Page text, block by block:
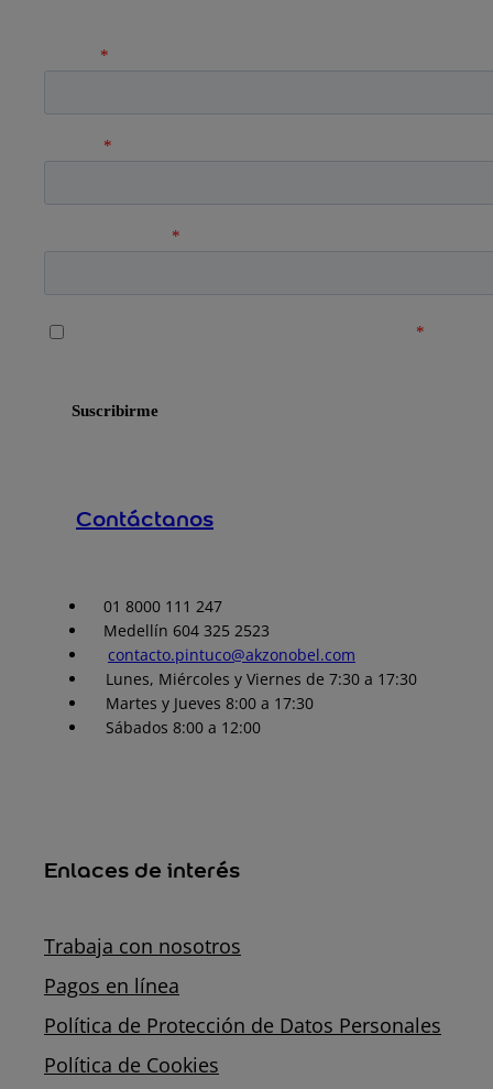
Contáctanos
01 8000 111 247
Medellín 604 325 2523
contacto.pintuco@akzonobel.com
Lunes, Miércoles y Viernes de 7:30 a 17:30
Martes y Jueves 8:00 a 17:30
Sábados 8:00 a 12:00
Enlaces de interés
Trabaja con nosotros
Pagos en línea
Política de Protección de Datos Personales
Política de Cookies